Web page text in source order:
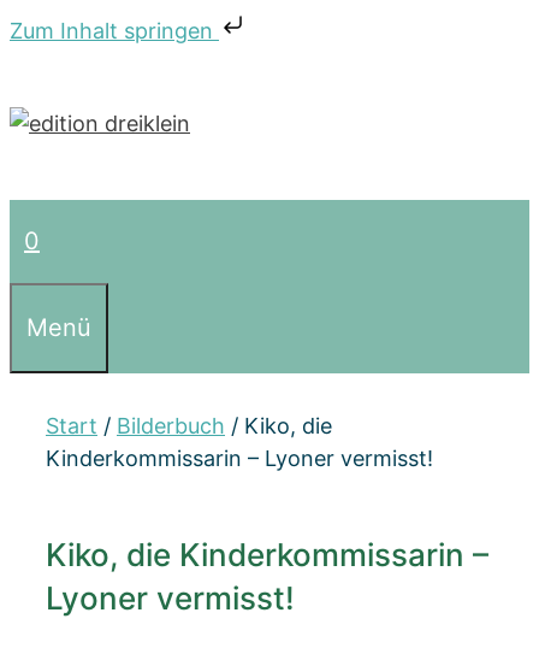
Zum Inhalt springen
springen
0
Menü
Start / Bilderbuch / Kiko, die
Kinderkommissarin – Lyoner vermisst!
Kiko, die Kinderkommissarin –
Lyoner vermisst!